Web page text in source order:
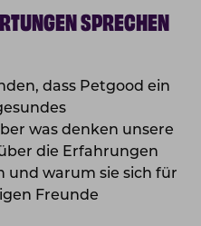
SPRECHEN
dass Petgood ein
was denken unsere
die Erfahrungen
und warum sie sich für
Freunde